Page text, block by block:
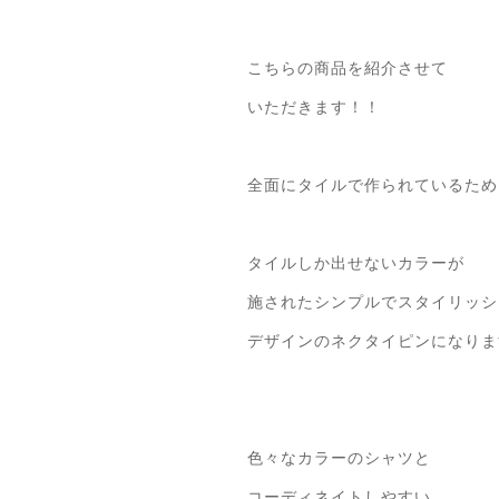
こちらの商品を紹介させて
いただきます！！
全面にタイルで作られているため
タイルしか出せないカラーが
施されたシンプルでスタイリッ
デザインのネクタイピンになりま
色々なカラーのシャツと